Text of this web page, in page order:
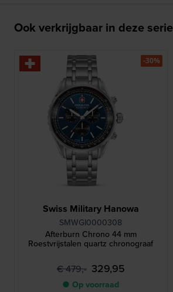
Ook verkrijgbaar in deze serie
Swiss Military Hanowa
SMWGI0000308
Afterburn Chrono 44 mm
Roestvrijstalen quartz chronograaf
€ 479,- 329,95
● Op voorraad
-30%